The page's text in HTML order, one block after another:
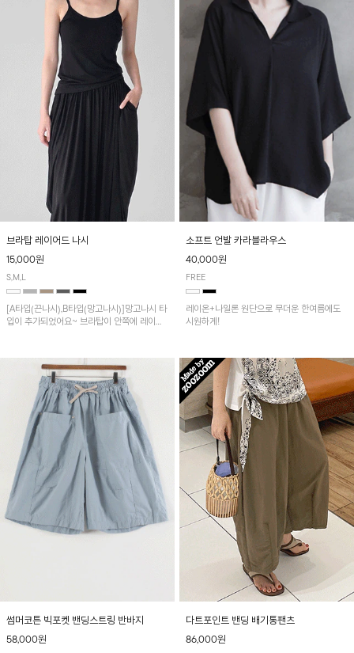
브라탑 레이어드 나시
15,000원
S,M,L
[A타입(끈나시),B타입(망고나시)]망고나시 타
입이 추가되었어요~ 브라탑이 안쪽에 레이어
소프트 언발 카라블라우스
40,000원
FREE
레이온+나일론 원단으로 무더운 한여름에도
시원하게!
썸머코튼 빅포켓 밴딩스트링 반바지
58,000원
다트포인트 밴딩 배기통팬츠
86,000원